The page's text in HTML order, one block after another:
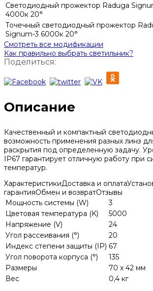
Светодиодный прожектор Raduga
4000к 20°
Точечный светодиодный прожектор
Signum-3 6000к 20°
Смотреть все модификации
Как правильно выбрать светильник?
Поделиться:
Описание
Качественный и компактный
возможность применения разных линз
раскрытия под определенную задачу.
IP67 гарантирует отличную работу при
температур.
ХарактеристикиДоставка и оплата
гарантияОбмен и возвратОтзывы
Мощность системы (W)
3
Цветовая температура (K)
5000
Напряжение (V)
24
Угол рассеивания (°)
20
Индекс степени защиты (IP) 67
Угол поворота корпуса (°)
135
Размеры
70 x 42 мм
Вес
0,4 кг